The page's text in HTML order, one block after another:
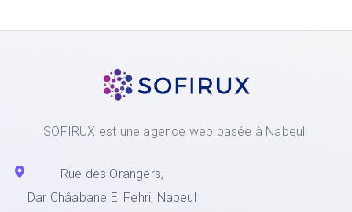
SOFIRUX est une agence web basée à Nabeul.
Rue des Orangers,
Dar Châabane El Fehri, Nabeul